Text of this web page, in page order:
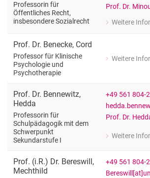
Professorin für
Öffentliches Recht,
insbesondere Sozialrecht
Prof. Dr.
Weitere
zu Prof. Dr.
Prof. Dr. Benecke, Cord
Professor für Klinische
Psychologie und
Psychotherapie
Weitere
zu Prof. Dr.
Prof. Dr. Bennewitz,
Hedda
Professorin für
Schulpädagogik mit dem
Schwerpunkt
Sekundarstufe I
+49 561 804-
Prof. Dr.
Weitere
zu Prof. Dr.
Prof. (i.R.) Dr. Bereswill,
Mechthild
+49 561 804-